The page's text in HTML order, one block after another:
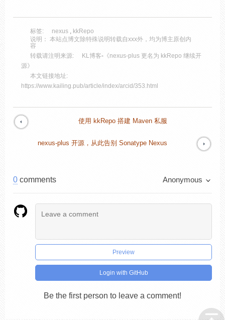
标签: nexus
kkRepo
说明： 本站点博文除特殊说明转载自xxx外，均为博主原创内
容
转载请注明来源:
KL博客- 《nexus-plus 更名为 kkRepo 继续开
源》
本文链接地址:
https://www.kailing.pub/article/index/arcid/353.html
使用 kkRepo 搭建 Maven 私服
nexus-plus 开源，从此告别 Sonatype Nexus
0 comments Anonymous
Preview
Login with GitHub
Be the first person to leave a comment!